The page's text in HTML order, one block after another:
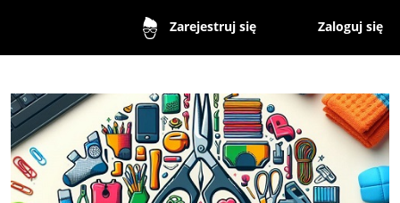
Zarejestruj się Zaloguj się